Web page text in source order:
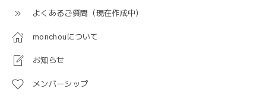
よくあるご質問（現在作成中）
monchouについて
お知らせ
メンバーシップ